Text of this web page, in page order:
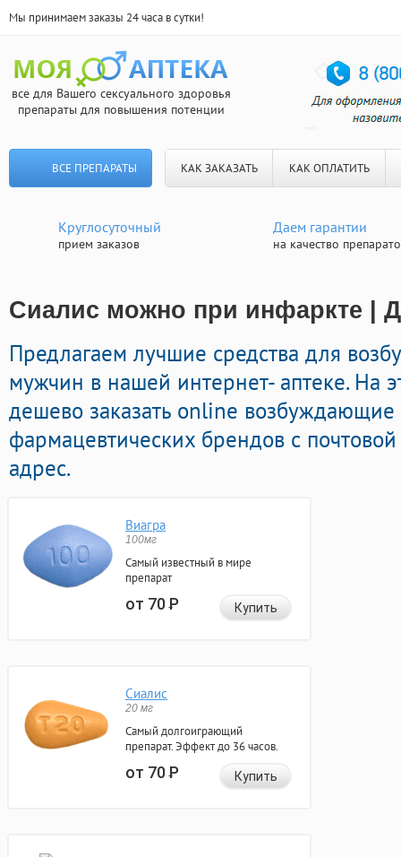
Мы принимаем заказы 24 часа в сутки!
все для Вашего сексуального здоровья
препараты для повышения потенции
ВСЕ ПРЕПАРАТЫ КАК ЗАКАЗАТЬ КАК ОПЛАТИТЬ
Круглосуточный
прием заказов
Даем гарантии
на качество
Сиалис можно при инфаркте |
Предлагаем лучшие средства для
мужчин в нашей интернет- аптеке. На
дешево заказать online возбуждающие
фармацевтических брендов с
адрес.
Виагра
100мг
Самый известный в мире
препарат
от 70Р Купить
Сиалис
20 мг
Самый долгоиграющий
препарат. Эффект до 36 часов.
от 70Р Купить